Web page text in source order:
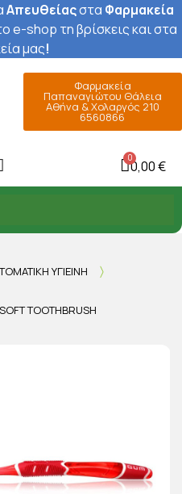
Απευθείαςστα Φαρμακεία
e-shop τη βρίσκεις και στα
μας!
Φαρμακεία
Παπαναγιώτου Θάλεια
Αθήνα & Χολαργός 210
6560866
0,00 €
ΥΓΙΕΙΝΉ
TOOTHBRUSH